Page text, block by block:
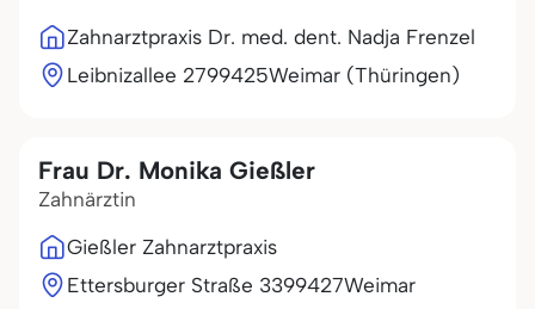
Zahnarztpraxis Dr. med. dent. Nadja Frenzel
Leibnizallee 2799425Weimar (Thüringen)
Frau Dr. Monika Gießler
Zahnärztin
Gießler Zahnarztpraxis
Ettersburger Straße 3399427Weimar